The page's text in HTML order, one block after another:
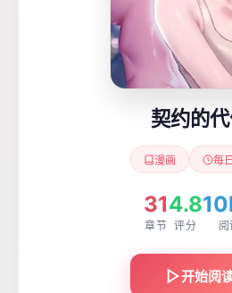
契约的
漫画 每
31
章节
4.8
评分 阅
开始阅